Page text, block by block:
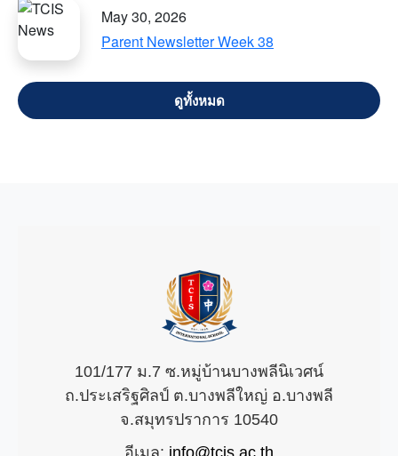
May 30, 2026
Parent Newsletter Week 38
VIEW ALL
101/177 ม.7 ซ.หมู่บ้านบางพลีนิเวศน์
ถ.ประเสริฐศิลป์ ต.บางพลีใหญ่ อ.บางพลี
จ.สมุทรปราการ 10540
อีเมล: info@tcis.ac.th